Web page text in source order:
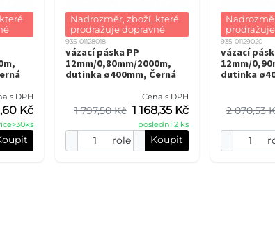
s DPH
Kč
Nadrozměr, zboží, které
prodražuje dopravné
935-01128018
vázací páska PP
12mm/0,80mm/2000m,
dutinka ø400mm, Černá
Cena s DPH
1 797,50 Kč 1 168,35 Kč
poslední 2 ks
role Koupit
935-01129020
vázací
12mm/
dutinka
2 070,53